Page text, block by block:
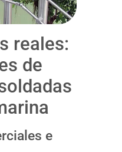
reales:
de
e